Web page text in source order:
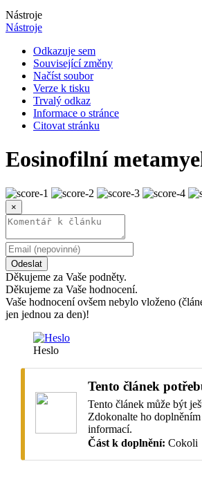
Nástroje
Nástroje
Odkazuje sem
Související změny
Načíst soubor
Verze k tisku
Trvalý odkaz
Informace o stránce
Citovat stránku
Eosinofilní
×
Odeslat
Děkujeme za Vaše podněty.
Děkujeme za Vaše hodnocení.
Vaše hodnocení ovšem nebylo vloženo
jen jednou za den)!
Heslo
Tento článek
Tento článek může být
Zdokonalte ho
informací.
Část k doplnění: Cokoli